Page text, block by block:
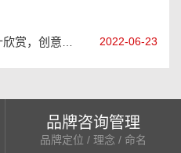
SEAFOOD餐具品牌logo设计欣赏，创意餐具品牌vi设计手册 2022-06-23
品牌咨询管理
品牌定位 / 理念 / 命名